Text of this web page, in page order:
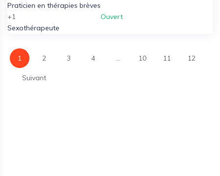
Praticien en thérapies brèves
+1
Sexothérapeute
Ouvert
1 2 3 4 ... 10 11 12
Suivant